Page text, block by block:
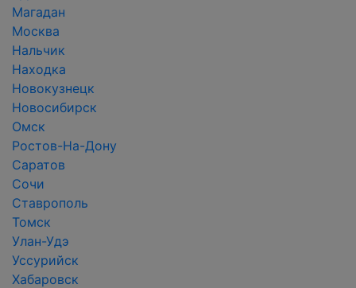
Магадан
Москва
Нальчик
Находка
Новокузнецк
Новосибирск
Омск
Ростов-На-Дону
Саратов
Сочи
Ставрополь
Томск
Улан-Удэ
Уссурийск
Хабаровск